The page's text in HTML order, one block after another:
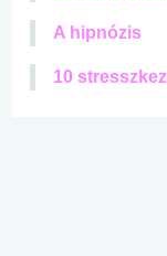
A hipnózis
10